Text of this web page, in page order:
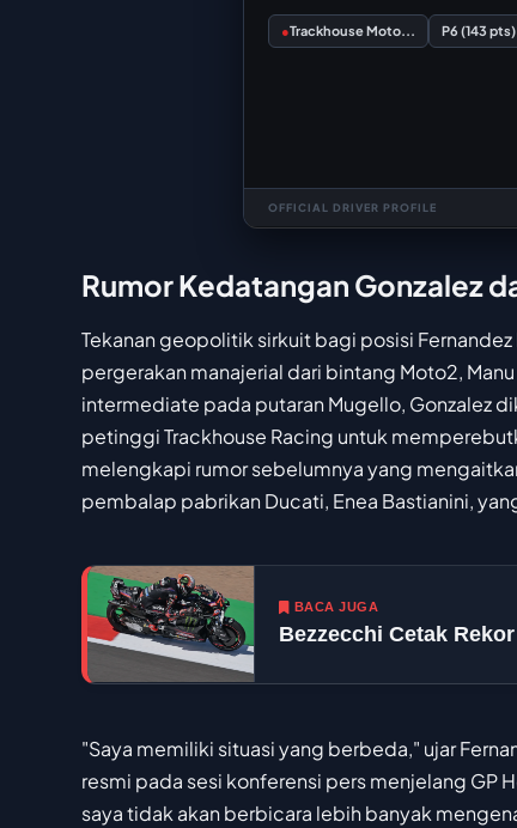
●Trackhouse Moto... P6 (143 pts)
OFFICIAL DRIVER PROFILE
Rumor Kedatangan Gonzalez
Tekanan geopolitik sirkuit bagi posisi
pergerakan manajerial dari bintang Moto2,
intermediate pada putaran Mugello, Gonzalez
petinggi Trackhouse Racing untuk
melengkapi rumor sebelumnya yang
pembalap pabrikan Ducati, Enea Bastianini,
BACA JUGA
Bezzecchi Cetak
"Saya memiliki situasi yang berbeda," ujar
resmi pada sesi konferensi pers menjelang GP
saya tidak akan berbicara lebih banyak